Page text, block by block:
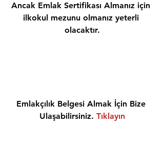
Ancak Emlak Sertifikası Almanız için
ilkokul mezunu olmanız yeterli
olacaktır.
Emlakçılık Belgesi Almak İçin Bize
Ulaşabilirsiniz. Tıklayın